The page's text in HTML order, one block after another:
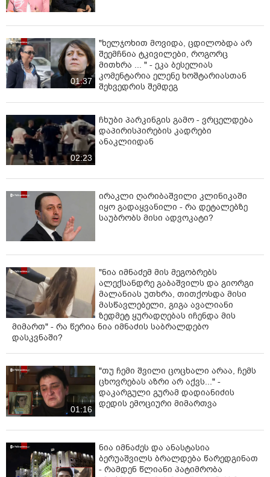
01:37
"ხელჯოხით მოვიდა, ცდილობდა არ
შეემჩნია ტკივილები, როგორც
მითხრა ... " - ეკა ბესელიას
კომენტარია ელენე ხოშტარიასთან
შეხვედრის შემდეგ
02:23
ჩხუბი პარკინგის გამო - ვრცელდება
დაპირისპირების კადრები
ანაკლიიდან
ირაკლი ღარიბაშვილი კლინიკაში
იყო გადაყვანილი - რა დეტალებზე
საუბრობს მისი ადვოკატი?
"ნია იმნაძემ მის მეგობრებს
ალექსანდრე გაბაშვილს და გიორგი
მალანიას უთხრა, თითქოსდა მისი
მასწავლებელი, გიგა ავალიანი
ზედმეტ ყურადღებას იჩენდა მის
მიმართ" - რა წერია ნია იმნაძის საბრალდებო
დასკვნაში?
01:16
"თუ ჩემი შვილი ცოცხალი არაა, ჩემს
ცხოვრებას აზრი არ აქვს..." -
დაკარგული გურამ დადიანიძის
დედის ემოციური მიმართვა
ნია იმნაძეს და ანასტასია
ბერუაშვილს ბრალდება წარედგინათ
- რამდენ წლიანი პატიმრობა